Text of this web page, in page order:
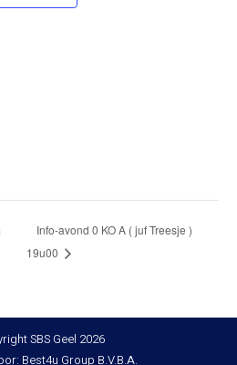
Info-avond 0 KO A ( juf Treesje )
19u00
SBS Geel 2026
Best4u Group B.V.B.A.